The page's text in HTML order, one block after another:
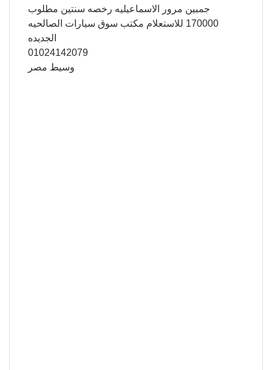
جمبين مرور الاسماعيليه رخصه سنتين مطلوب
170000 للاستعلام مكتب سوق سيارات الصالحيه
الجديده
01024142079
وسيط مصر